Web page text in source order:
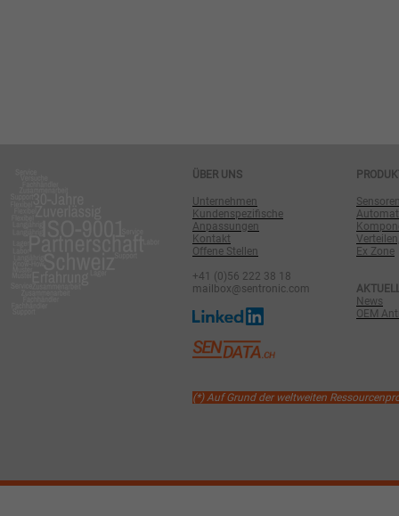
ÜBER UNS
Unternehmen
Kundenspezifische
Anpassungen
Kontakt
Offene Stellen
+41 (0)56 222 38 18
mailbox@sentronic.com
Ex Zone
News
OEM
(*) Auf Grund der weltweiten